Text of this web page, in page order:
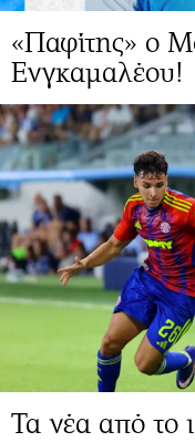
«Παφίτης» ο
Ενγκαμαλέου!
Τα νέα από το